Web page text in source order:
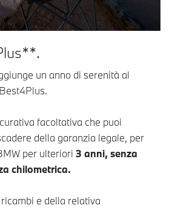
un anno di serenità al
facoltativa che puoi
della garanzia legale, per
per ulteriori 3 anni, senza
chilometrica.
e della relativa